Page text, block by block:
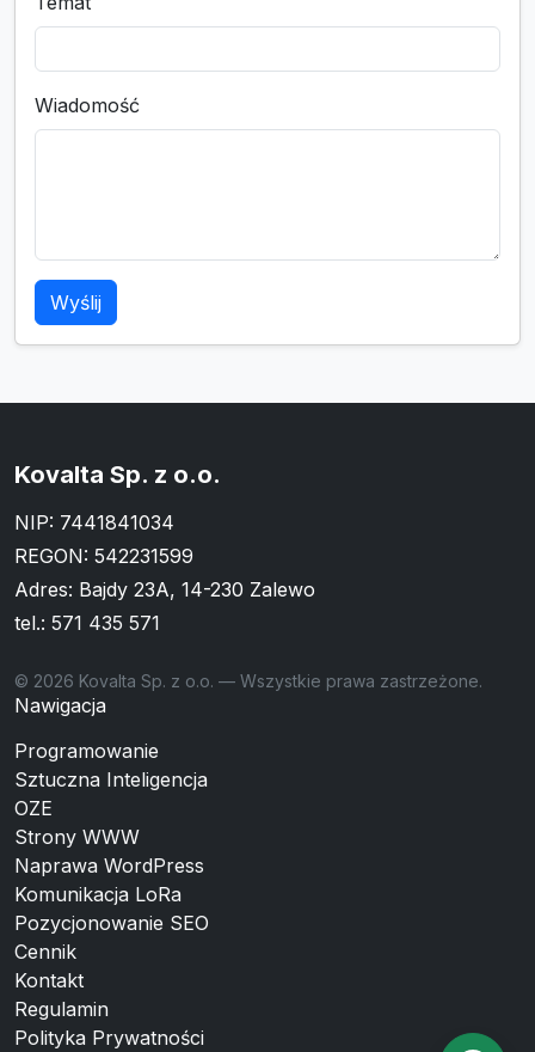
Wiadomość
Wyślij
Kovalta Sp. z o.o.
NIP: 7441841034
REGON: 542231599
Adres: Bajdy 23A, 14-230 Zalewo
tel.: 571 435 571
© 2026 Kovalta Sp. z o.o. — Wszystkie prawa zastrzeżone.
Nawigacja
Programowanie
Sztuczna Inteligencja
OZE
Strony WWW
Naprawa WordPress
Komunikacja LoRa
Pozycjonowanie SEO
Cennik
Kontakt
Regulamin
Polityka Prywatności